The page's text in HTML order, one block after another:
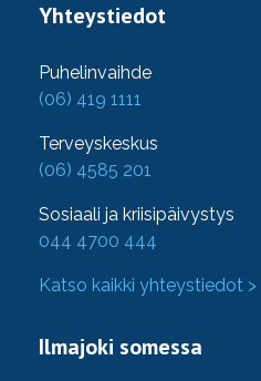
Yhteystiedot
Puhelinvaihde
(06) 419 1111
Terveyskeskus
(06) 4585 201
Sosiaali ja kriisipäivystys
044 4700 444
Katso kaikki yhteystiedot >
Ilmajoki somessa